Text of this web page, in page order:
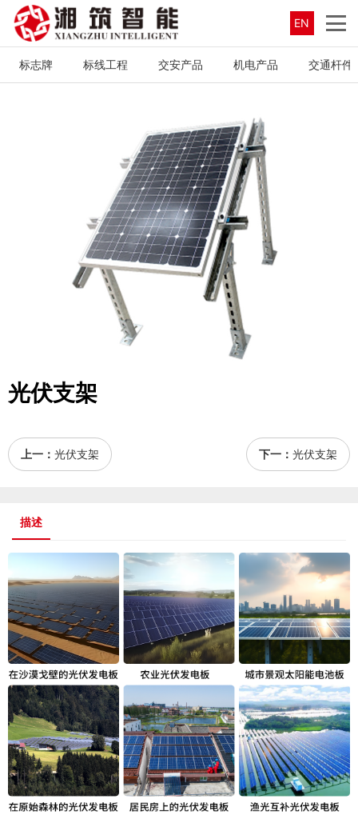
EN
标志牌 标线工程 交安产品 机电产品 交通杆件
光伏支架
上一： 光伏支架 下一： 光伏支架
描述